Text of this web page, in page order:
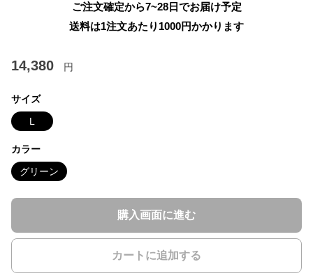
ご注文確定から7~28日でお届け予定
送料は1注文あたり 1000円かかります
14,380 円
サイズ
L
カラー
グリーン
購入画面に進む
カートに追加する